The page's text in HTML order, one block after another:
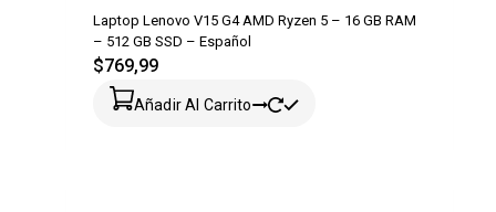
Laptop Lenovo V15 G4 AMD Ryzen 5 – 16 GB RAM
– 512 GB SSD – Español
$769,99
Añadir Al Carrito